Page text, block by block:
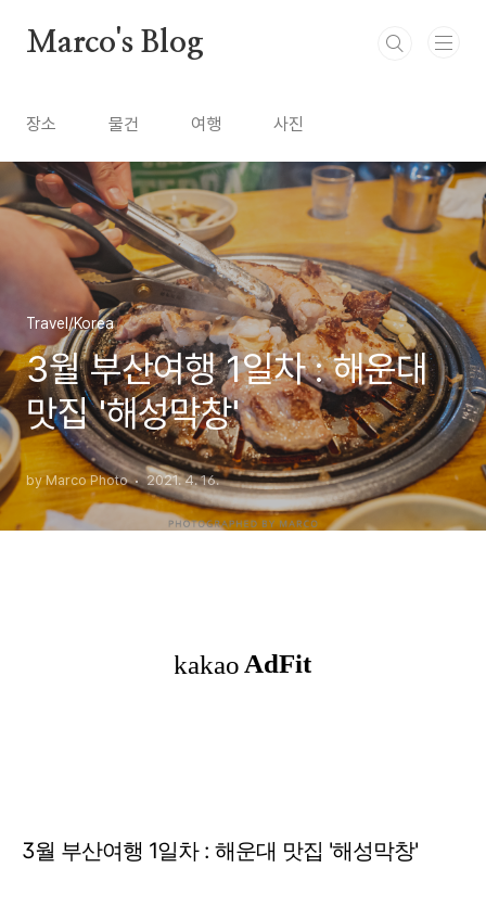
Marco's Blog
장소 물건 여행 사진
Travel/Korea
3월 부산여행 1일차 : 해운대
맛집 '해성막창'
by Marco Photo 2021. 4. 16.
3월 부산여행 1일차 : 해운대 맛집 '해성막창'